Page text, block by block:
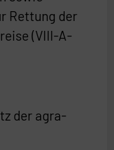
Rettung der
(VIII-A-
der agra-